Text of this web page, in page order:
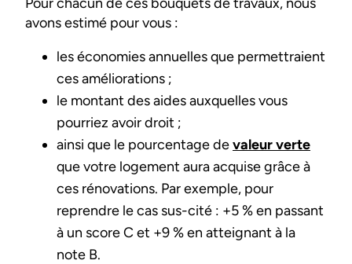
avons estimé pour vous :
les économies annuelles que permettraient
ces améliorations ;
le montant des aides auxquelles vous
pourriez avoir droit ;
ainsi que le pourcentage devaleur verte
que votre logement aura acquise grâce à
ces rénovations. Par exemple, pour
reprendre le cas sus-cité : +5 % en passant
à un score C et +9 % en atteignant à la
note B.